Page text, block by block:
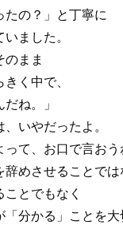
たの？」と丁寧に
ました。
まま
く中で、
ね。」
、いやだったよ。
て、お口で言おう
めさせることでは
とでもなく
「分かる」ことを大